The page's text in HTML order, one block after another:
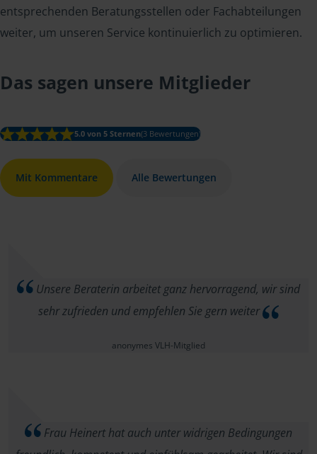
entsprechenden Beratungsstellen oder Fachabteilungen
weiter, um unseren Service kontinuierlich zu optimieren.
Das sagen unsere Mitglieder
5.0 von 5 Sternen(3 Bewertungen)
Mit Kommentare Alle Bewertungen
Unsere Beraterin arbeitet ganz hervorragend, wir sind
sehr zufrieden und empfehlen Sie gern weiter
anonymes VLH-Mitglied
Frau Heinert hat auch unter widrigen Bedingungen